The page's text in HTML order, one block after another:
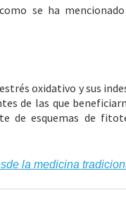
se ha
oxidativo y sus
de las que
de esquemas de
la medicina